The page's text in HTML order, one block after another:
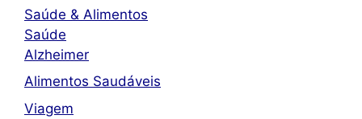
Saúde & Alimentos
Saúde
Alzheimer
Alimentos Saudáveis
Viagem